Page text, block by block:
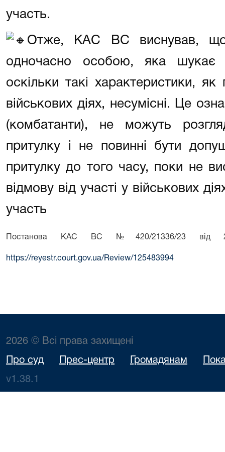
участь.
Отже, КАС ВС виснував,
одночасно особою, яка шукає
оскільки такі характеристики,
військових діях, несумісні. Це
(комбатанти), не можуть
притулку і не повинні бути
притулку до того часу, поки не
відмову від участі у військових
участь
Постанова КАС ВС №420/21336/23 від
https://reyestr.court.gov.ua/Review/125483994
2026 © Всі права захищені
Про суд Прес-центр Громадянам
v1.38.1